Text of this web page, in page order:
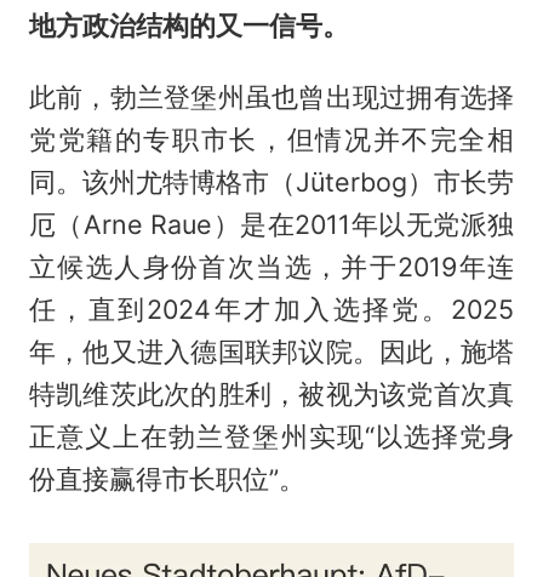
地方政治结构的又一信号。
此前，勃兰登堡州虽也曾出现过拥有选择
党党籍的专职市长，但情况并不完全相
同。该州尤特博格市（Jüterbog）市长劳
厄（Arne Raue）是在2011年以无党派独
立候选人身份首次当选，并于2019年连
任，直到2024年才加入选择党。2025
年，他又进入德国联邦议院。因此，施塔
特凯维茨此次的胜利，被视为该党首次真
正意义上在勃兰登堡州实现“以选择党身
份直接赢得市长职位”。